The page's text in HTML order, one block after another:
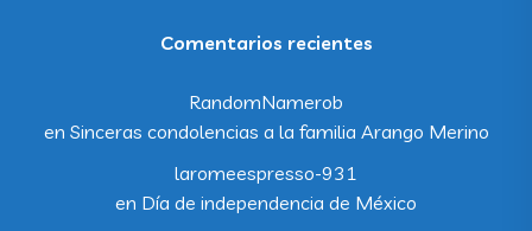
Comentarios recientes
RandomNamerob
en Sinceras condolencias a la familia Arango Merino
laromeespresso-931
en Día de independencia de México